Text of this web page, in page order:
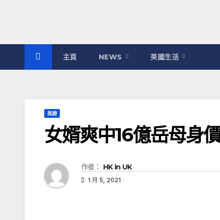
主頁 NEWS 英國生活
英鎊
女婿爽中16億岳母身
作者： HK in UK
1 月 5, 2021